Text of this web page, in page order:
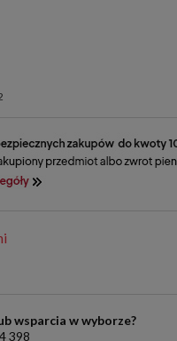
wsparcia w wyborze?
398